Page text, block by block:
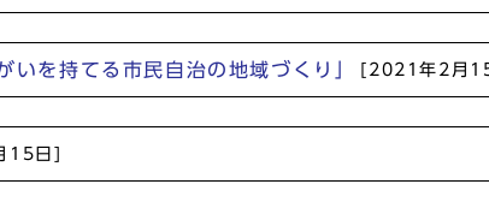
を持てる市民自治の地域づくり」 [2021年2月
15日]